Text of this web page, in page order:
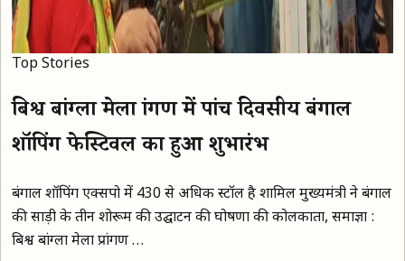
Top Stories
बिश्व बांग्ला मेला प्रांगण में पांच दिवसीय बंगाल
शॉपिंग फेस्टिवल का हुआ शुभारंभ
बंगाल शॉपिंग एक्सपो में 430 से अधिक स्टॉल है शामिल मुख्यमंत्री ने बंगाल
की साड़ी के तीन शोरूम की उद्घाटन की घोषणा की कोलकाता, समाज्ञा :
बिश्व बांग्ला मेला प्रांगण …